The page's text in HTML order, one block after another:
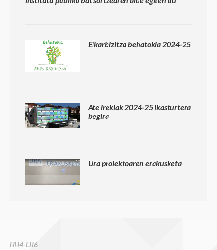
Elkarbizitza behatokia 2024-25
Ate irekiak 2024-25 ikasturtera
begira
Ura proiektoaren erakusketa
HH4-LH6